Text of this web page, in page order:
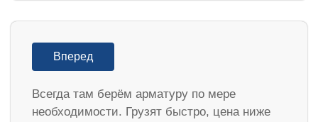
Вперед
Всегда там берём арматуру по мере
необходимости. Грузят быстро, цена ниже